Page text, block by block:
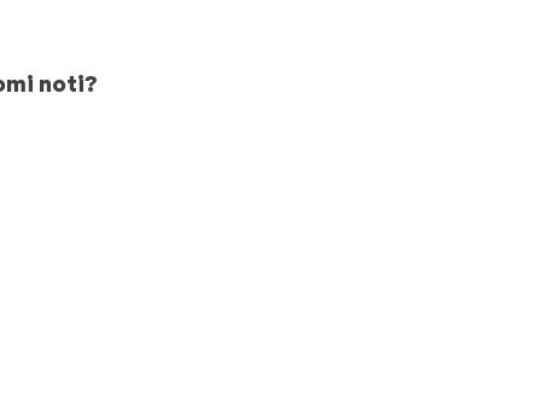
noti?